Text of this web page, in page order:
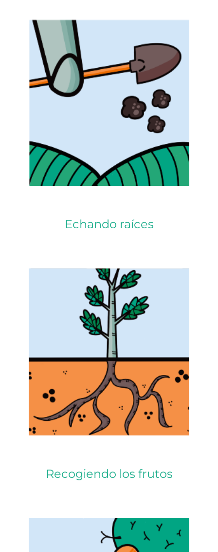
Echando raíces
Recogiendo los frutos